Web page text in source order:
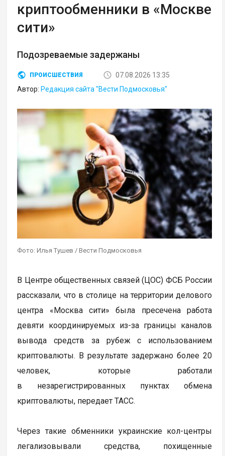
криптообменники в «Москве
сити»
Подозреваемые задержаны
ПРОИСШЕСТВИЯ
07.08.2026 13:35
Автор: Редакция сайта "Вести Подмосковья"
Фото: Илья Тушев / Вести Подмосковья
В Центре общественных связей (ЦОС) ФСБ России
рассказали, что в столице на территории делового
центра «Москва сити» была пресечена работа
девяти координируемых из-за границы каналов
вывода средств за рубеж с использованием
криптовалюты. В результате задержано более 20
человек, которые работали
в незарегистрированных пунктах обмена
криптовалюты, передает ТАСС.
Через такие обменники украинские кол-центры
легализовывали средства, похищенные